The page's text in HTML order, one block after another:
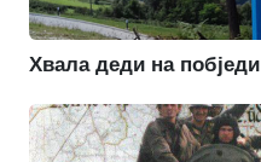
Хвала деди на побједи